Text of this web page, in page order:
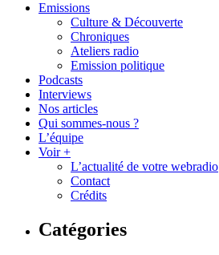
Emissions
Culture & Découverte
Chroniques
Ateliers radio
Emission politique
Podcasts
Interviews
Nos articles
Qui sommes-nous ?
L’équipe
Voir +
L’actualité de votre webradio
Contact
Crédits
Catégories